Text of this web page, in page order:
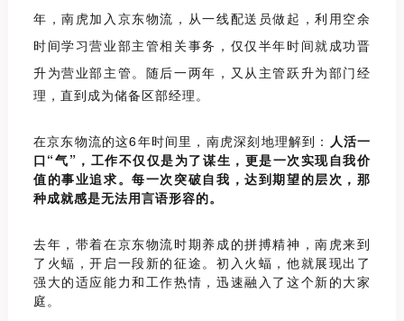
年，南虎加入京东物流，从一线配送员做起，利用空余
时间学习营业部主管相关事务，仅仅半年时间就成功晋
升为营业部主管。 随后一两年，又从主管跃升为部门经
理，直到成为储备区部经理。
在京东物流的这6年时间里，南虎深刻地理解到： 人活一
口“气”，工作不仅仅是为了谋生，更是一次实现自我价
值的事业追求。每一次突破自我，达到期望的层次，那
种成就感是无法用言语形容的。
去年，带着在京东物流时期养成的拼搏精神，南虎来到
了火蝠，开启一段新的征途。初入火蝠，他就展现出了
强大的适应能力和工作热情，迅速融入了这个新的大家
庭。